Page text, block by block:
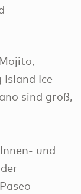
Island Ice
sind groß,
und